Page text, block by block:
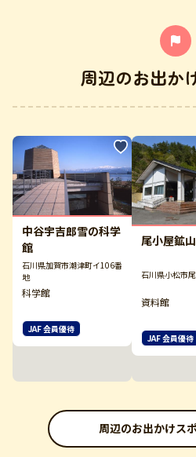
周辺のお出か
中谷宇吉郎雪の科学
館
石川県加賀市潮津町イ106番
地
科学館
JAF 会員優待
尾小屋鉱
石川県小松市
資料館
JAF 会員優待
周辺のお出かけス